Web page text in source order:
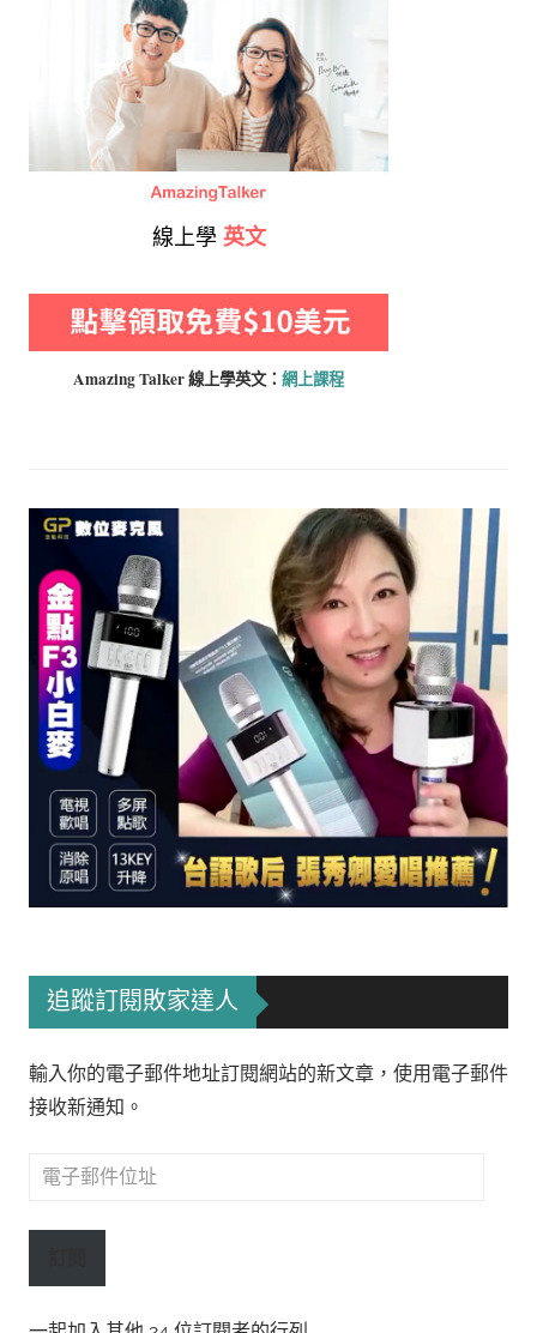
線上學 英文
Amazing Talker 線上學英文： 網上課程
追蹤訂閱敗家達人
輸入你的電子郵件地址訂閱網站的新文章，使用電子郵件
接收新通知。
電
郵